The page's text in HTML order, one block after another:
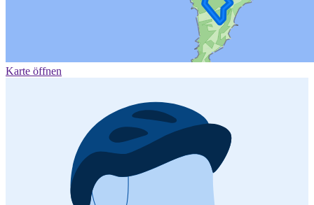
Karte öffnen